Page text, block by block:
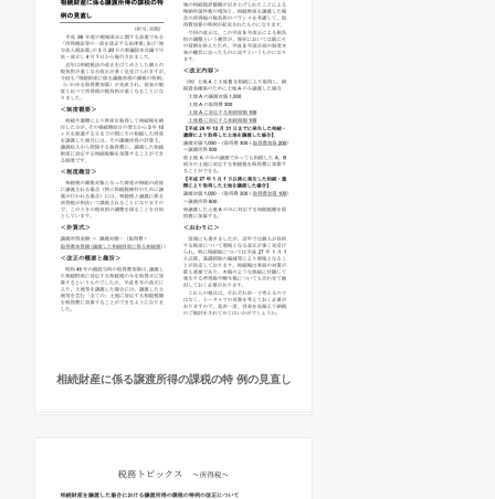
相続財産に係る譲渡所得の課税の特 例の見直し